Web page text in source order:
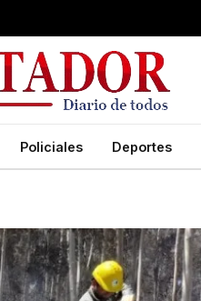
Policiales Deportes